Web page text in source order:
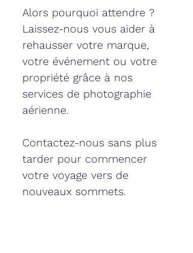
Alors pourquoi attendre ?
Laissez-nous vous aider à
rehausser votre marque,
votre événement ou votre
propriété grâce à nos
services de photographie
aérienne.
Contactez-nous sans plus
tarder pour commencer
votre voyage vers de
nouveaux sommets.